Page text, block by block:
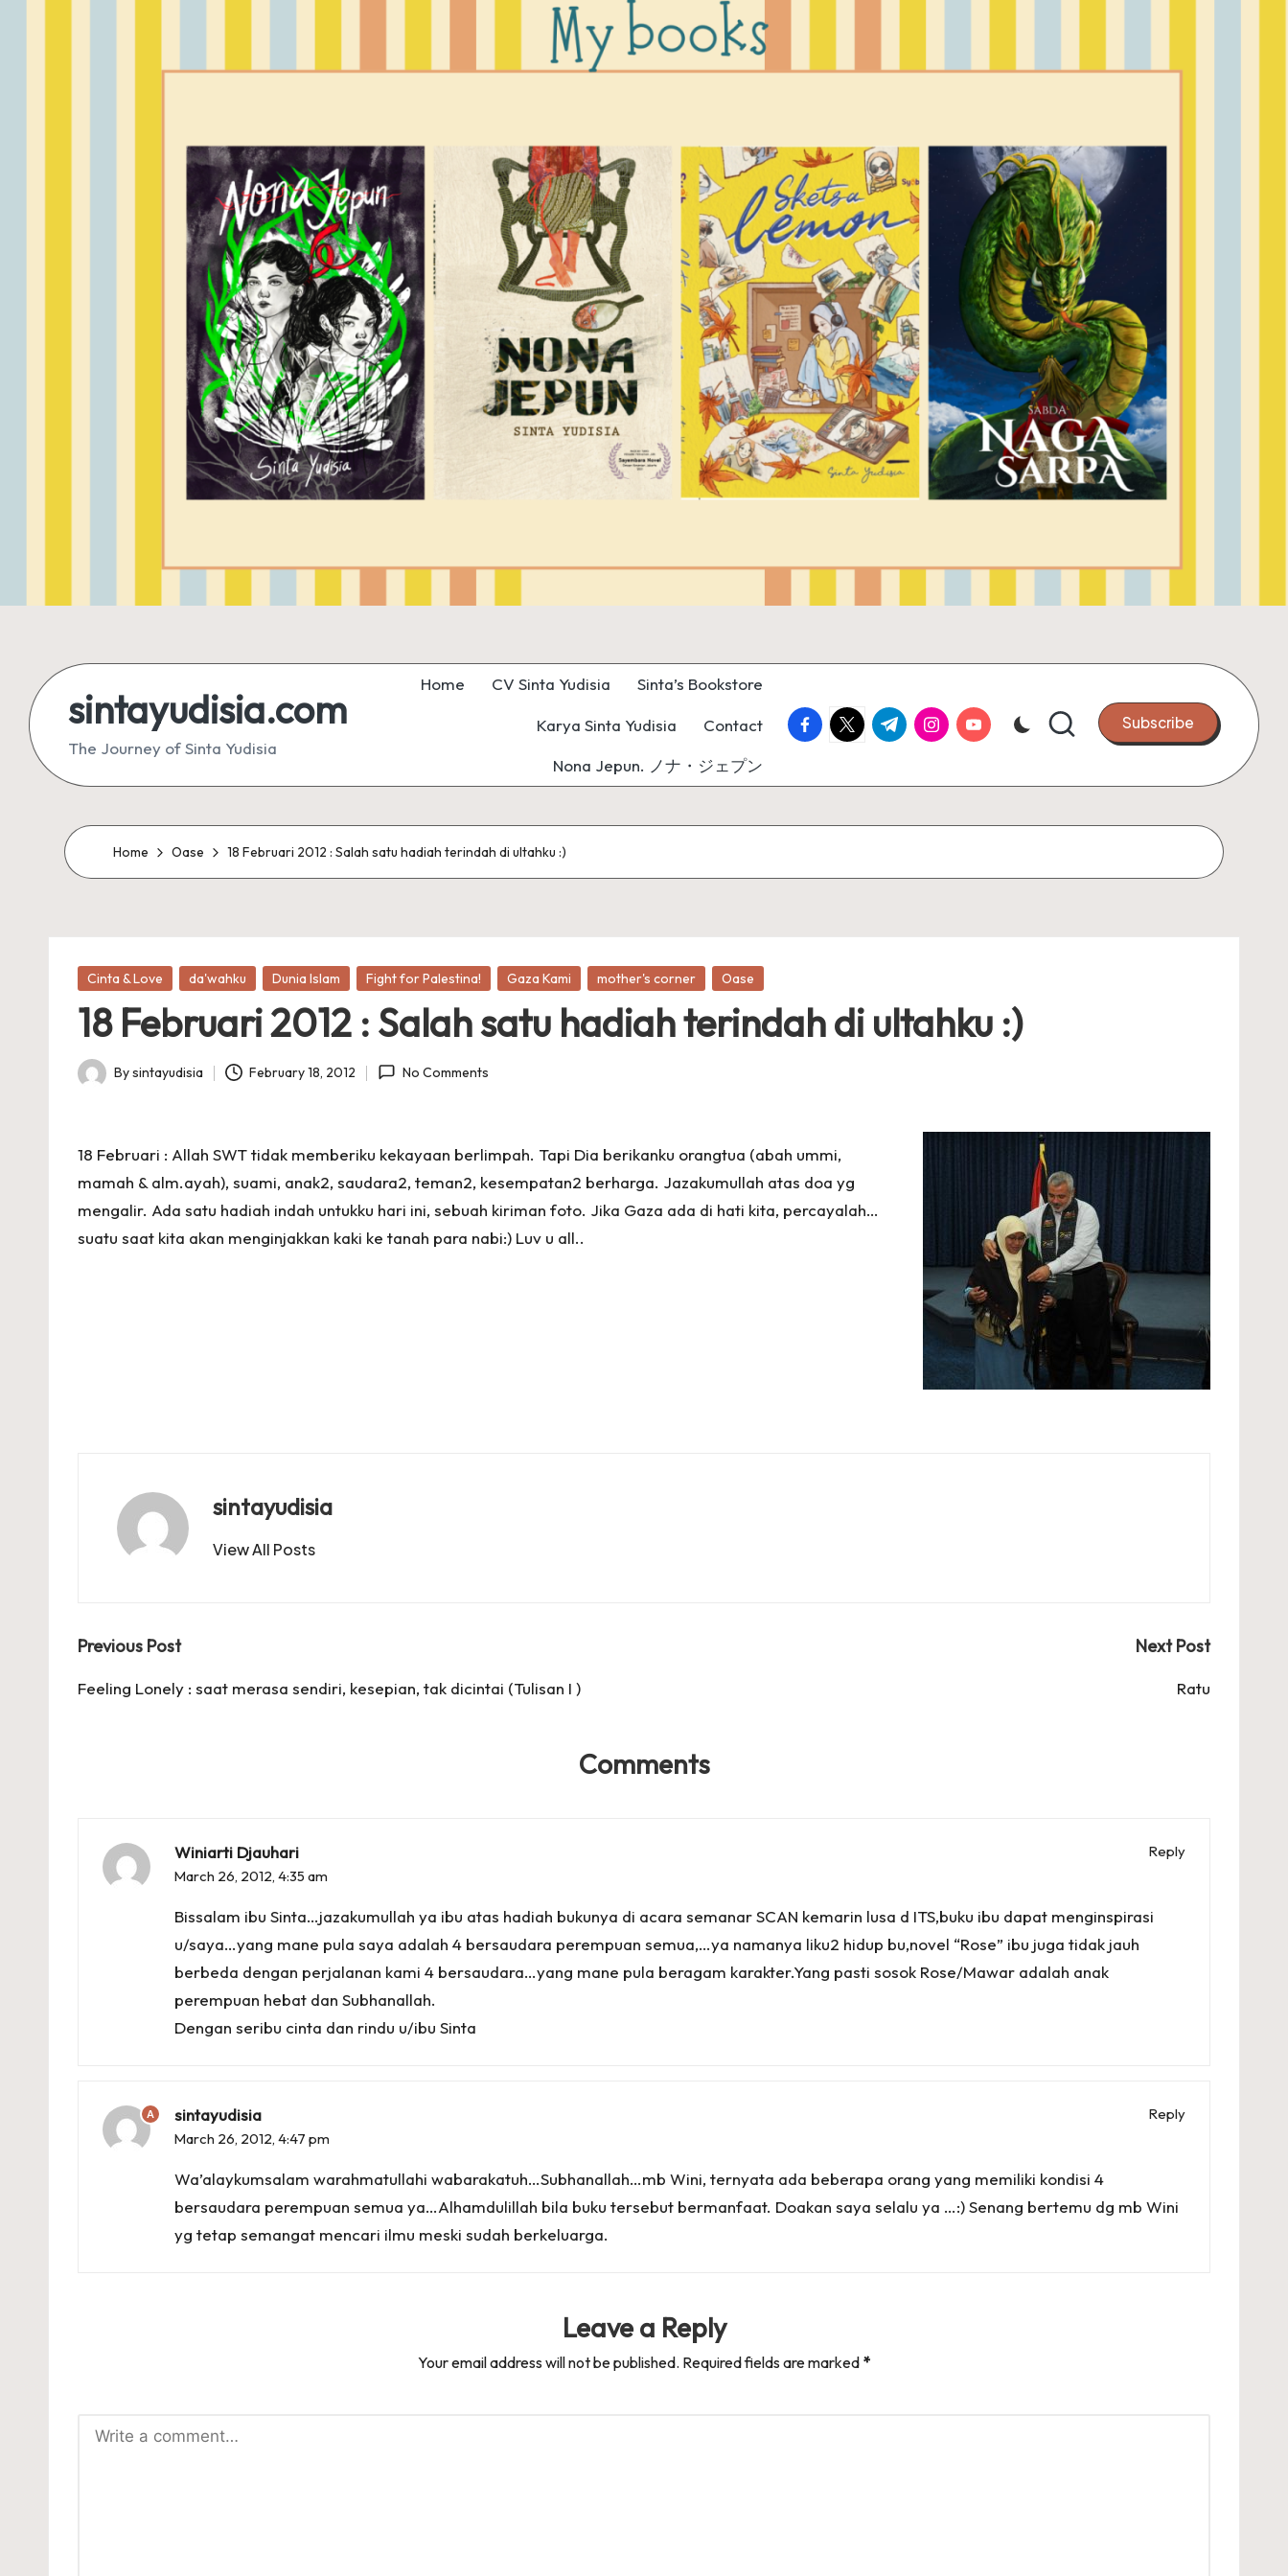
sintayudisia.com
The Journey of Sinta Yudisia
Home CV Sinta Yudisia Sinta’s Bookstore
Karya Sinta Yudisia Contact
Nona Jepun. ノナ・ジェプン
facebook.com
twitter.com
t.me instagram.com
youtube.com Subscribe
Home Oase 18 Februari 2012 : Salah satu hadiah terindah di ultahku :)
Posted
Cinta & Love da'wahku Dunia Islam Fight for Palestina! Gaza Kami mother's corner Oase
18 Februari 2012 : Salah satu hadiah terindah di ultahku :)
Posted
Bysintayudisia February 18, 2012 No Comments
‎18 Februari : Allah SWT tidak memberiku kekayaan berlimpah. Tapi Dia berikanku orangtua (abah ummi,
mamah & alm.ayah), suami, anak2, saudara2, teman2, kesempatan2 berharga. Jazakumullah atas doa yg
mengalir. Ada satu hadiah indah untukku hari ini, sebuah kiriman foto. Jika Gaza ada di hati kita, percayalah…
suatu saat kita akan menginjakkan kaki ke tanah para nabi:) Luv u all..
sintayudisia
View All Posts
Post
navigation
Previous Post
Feeling Lonely : saat merasa sendiri, kesepian, tak dicintai (Tulisan I )
Next Post
Ratu
Comments
Winiarti Djauhari
Reply
March 26, 2012, 4:35 am
Bissalam ibu Sinta…jazakumullah ya ibu atas hadiah bukunya di acara semanar SCAN kemarin lusa d ITS,buku ibu dapat menginspirasi
u/saya…yang mane pula saya adalah 4 bersaudara perempuan semua,…ya namanya liku2 hidup bu,novel “Rose” ibu juga tidak jauh
berbeda dengan perjalanan kami 4 bersaudara…yang mane pula beragam karakter.Yang pasti sosok Rose/Mawar adalah anak
perempuan hebat dan Subhanallah.
Dengan seribu cinta dan rindu u/ibu Sinta
A sintayudisia
Reply
March 26, 2012, 4:47 pm
Wa’alaykumsalam warahmatullahi wabarakatuh…Subhanallah…mb Wini, ternyata ada beberapa orang yang memiliki kondisi 4
bersaudara perempuan semua ya…Alhamdulillah bila buku tersebut bermanfaat. Doakan saya selalu ya …:) Senang bertemu dg mb Wini
yg tetap semangat mencari ilmu meski sudah berkeluarga.
Leave a Reply
Your email address will not be published. Required fields are marked *